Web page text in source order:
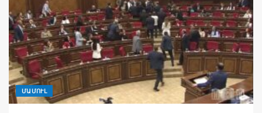
ՄԱՄՈՒԼ